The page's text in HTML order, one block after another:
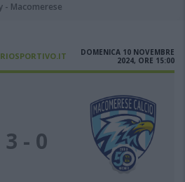
- Macomerese
DOMENICA 10 NOVEMBRE
2024, ORE 15:00
3 - 0